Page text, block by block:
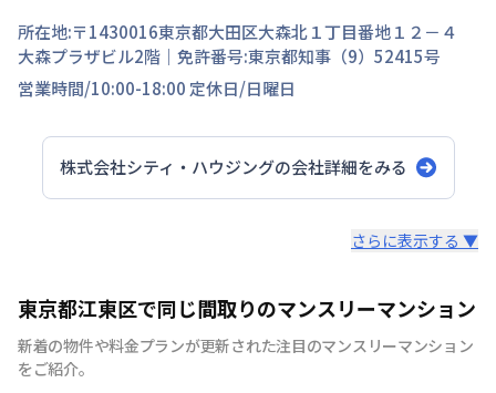
所在地:〒1430016東京都大田区大森北１丁目番地１２－４
大森プラザビル2階 ｜免許番号:東京都知事（9）52415号
営業時間/10:00-18:00 定休日/日曜日
株式会社シティ・ハウジングの会社詳細をみる
シティマンスリーでは家具・家電・生活用品を90品目以上
ご用意しております。 引越しの際に、普段では見逃しそ
うな物まで全て揃えたマンスリーマンションは多くのお客
様に喜ばれています。 シティマンスリーでは、お客様が快
さらに表示する ▼
東京都江東区で同じ間取りのマンスリーマンション
新着の物件や料金プランが更新された注目のマンスリーマンション
をご紹介。